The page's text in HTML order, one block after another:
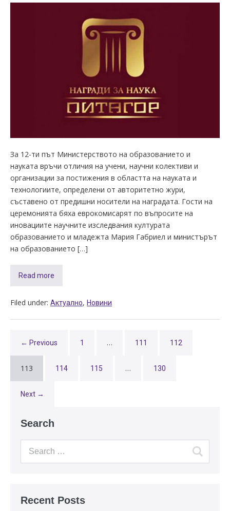
За 12-ти път Министерството на образованието и
науката връчи отличия на учени, научни колективи и
организации за постижения в областта на науката и
технологиите, определени от авторитетно жури,
съставено от предишни носители на наградата. Гости на
церемонията бяха еврокомисарят по въпросите на
иновациите научните изследвания културата
образованието и младежта Мария Габриел и министърът
на образованието […]
Read more
Filed under: Актуално, Новини
← Previous 1 … 111 112
113 114 115 … 130
Next →
Search
Recent Posts